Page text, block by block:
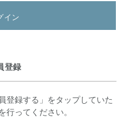
イン
登録
登録する」をタップしていた
ってください。